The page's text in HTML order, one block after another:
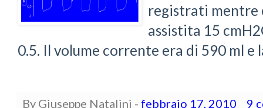
registrati mentre
assistita 15
0.5. Il volume corrente era di 590 ml
By Giuseppe Natalini - febbraio 17, 2010
9